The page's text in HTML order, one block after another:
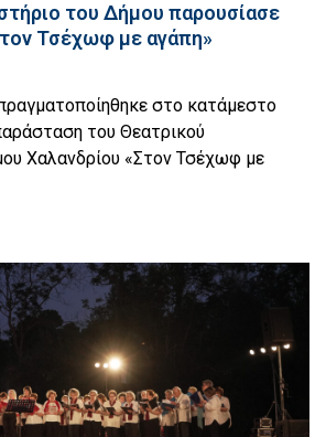
του Δήμου παρουσίασε
Τσέχωφ με αγάπη»
στο κατάμεστο
του Θεατρικού
Χαλανδρίου «Στον Τσέχωφ με